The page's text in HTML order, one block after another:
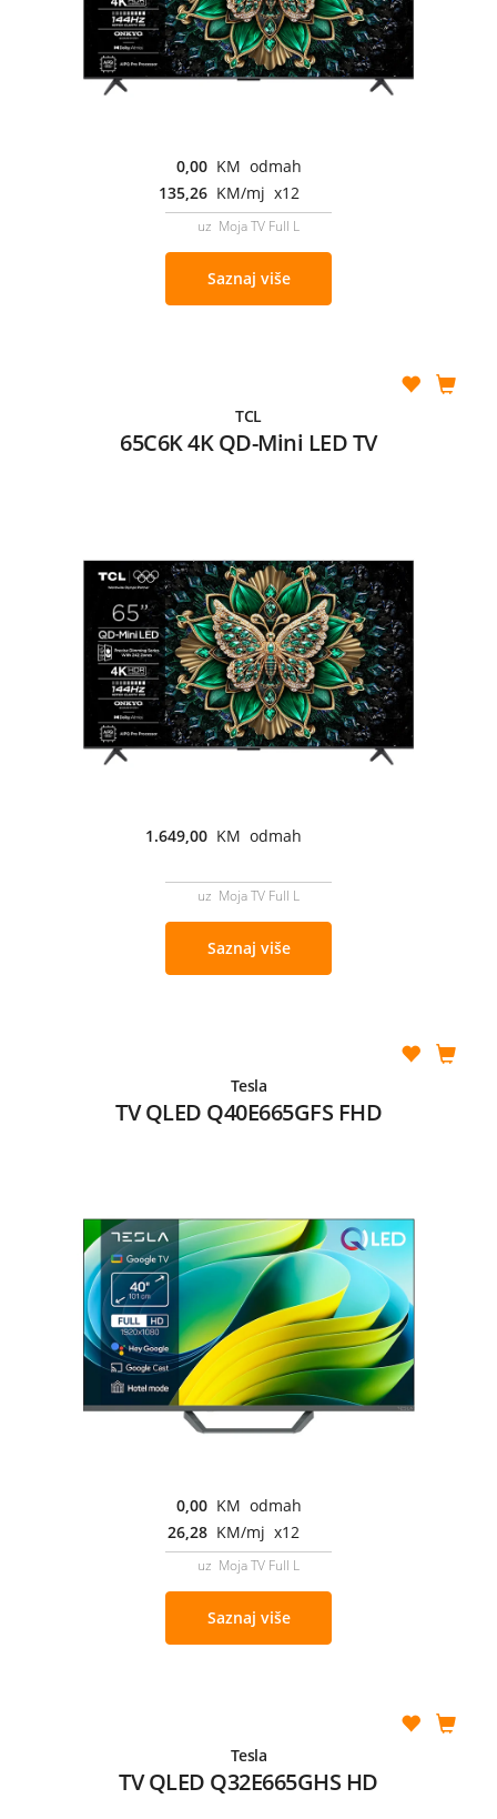
0,00 KM odmah
135,26 KM/mj x12
uz Moja TV Full L
Saznaj više
TCL
65C6K 4K QD-Mini LED TV
1.649,00 KM odmah
uz Moja TV Full L
Saznaj više
Tesla
TV QLED Q40E665GFS FHD
0,00 KM odmah
26,28 KM/mj x12
uz Moja TV Full L
Saznaj više
Tesla
TV QLED Q32E665GHS HD